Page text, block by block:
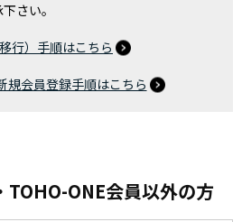
さい。
行）手順はこちら
規会員登録手順はこちら
ONE会員以外の方